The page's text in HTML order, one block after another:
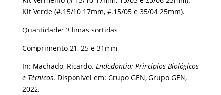
Kit Verde (#.15/10 17mm, #.15/05 e 35/04 25mm).
Quantidade: 3 limas sortidas
Comprimento 21, 25 e 31mm
In: Machado, Ricardo. Endodontia: Princípios Biológicos
e Técnicos. Disponível em: Grupo GEN, Grupo GEN,
2022.